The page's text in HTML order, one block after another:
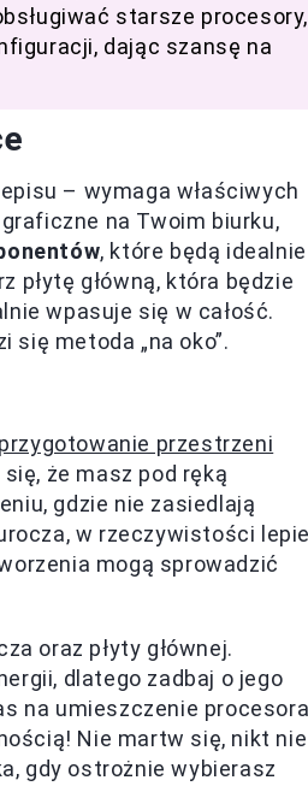
starsze procesory,
dając szansę na
– wymaga właściwych
na Twoim biurku,
, które będą idealnie
płytę główną, która będzie
wpasuje się w całość.
metoda „na oko”.
przygotowanie przestrzeni
że masz pod ręką
gdzie nie zasiedlają
w rzeczywistości
mogą sprowadzić
oraz płyty głównej.
dlatego zadbaj o jego
na umieszczenie
Nie martw się, nikt nie
gdy ostrożnie wybierasz